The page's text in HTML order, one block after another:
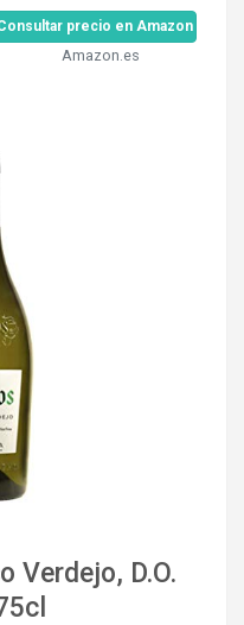
precio en Amazon
Amazon.es
Verdejo, D.O.